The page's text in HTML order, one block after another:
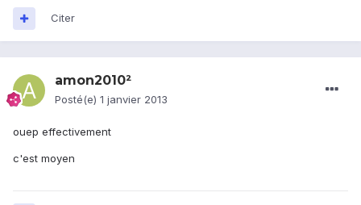
Citer
amon2010²
Posté(e) 1 janvier 2013
ouep effectivement
c'est moyen